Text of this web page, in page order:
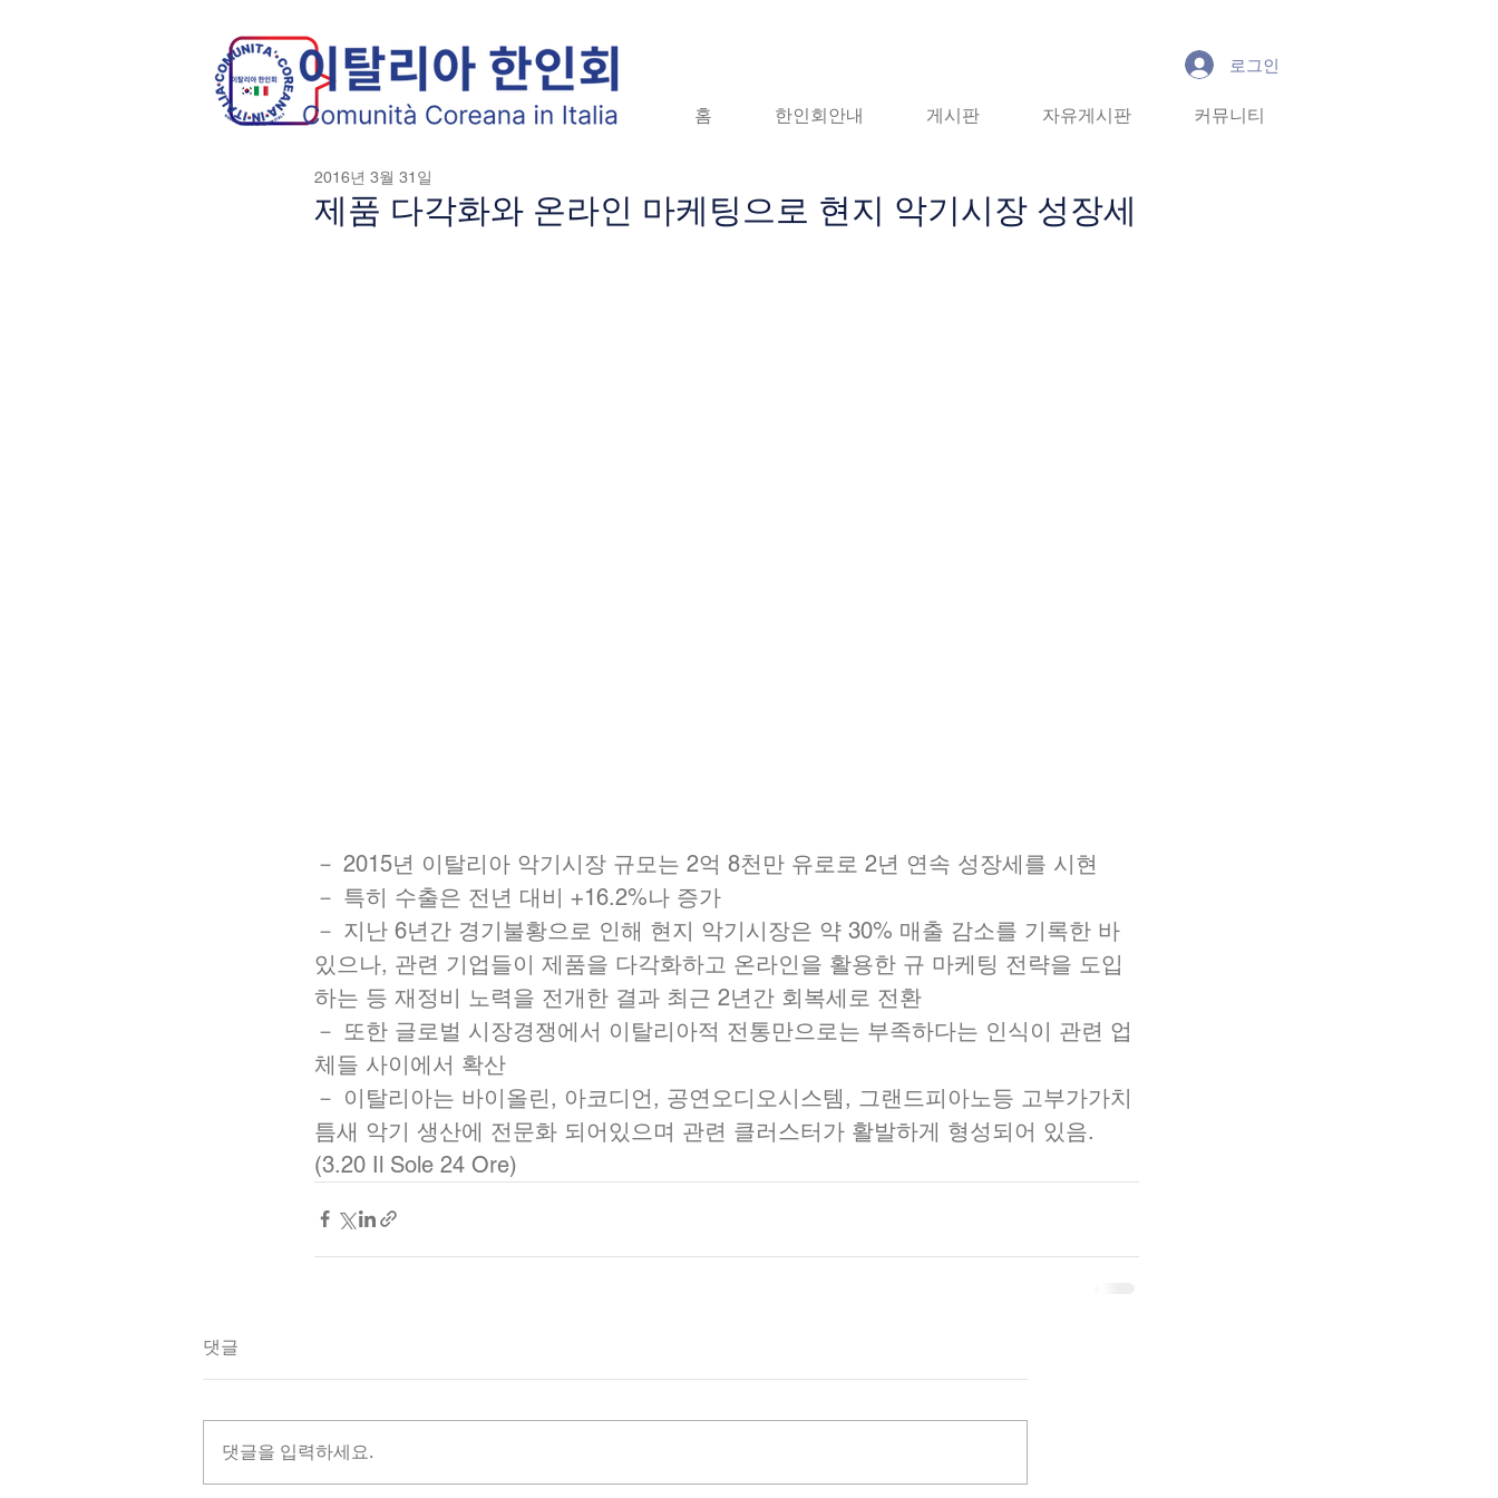
로그인
홈 한인회안내 게시판 자유게시판 커뮤니티
홈 한인회안내 게시판 자유게시판 커뮤니티 More
제품 다각화와 온라인 마케팅으로 현지 악기시장 성장세
2016년 3월 31일
－ 2015년 이탈리아 악기시장 규모는 2억 8천만 유로로 2년 연속 성장세를 시현
－ 특히 수출은 전년 대비 +16.2%나 증가
－ 지난 6년간 경기불황으로 인해 현지 악기시장은 약 30% 매출 감소를 기록한 바
있으나, 관련 기업들이 제품을 다각화하고 온라인을 활용한 규 마케팅 전략을 도입
하는 등 재정비 노력을 전개한 결과 최근 2년간 회복세로 전환
－ 또한 글로벌 시장경쟁에서 이탈리아적 전통만으로는 부족하다는 인식이 관련 업
체들 사이에서 확산
－ 이탈리아는 바이올린, 아코디언, 공연오디오시스템, 그랜드피아노등 고부가가치
틈새 악기 생산에 전문화 되어있으며 관련 클러스터가 활발하게 형성되어 있음.
(3.20 Il Sole 24 Ore)
댓글
댓글을 입력하세요.